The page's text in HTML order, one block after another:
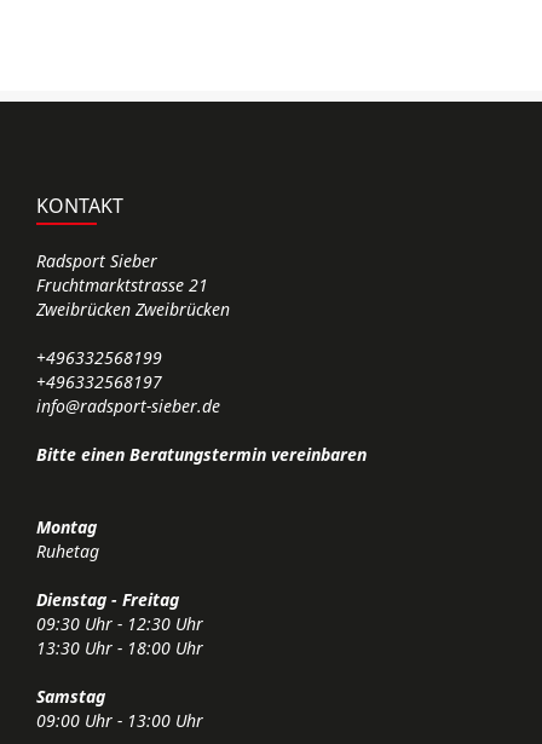
KONTAKT
Radsport Sieber
Fruchtmarktstrasse 21
Zweibrücken Zweibrücken
+496332568199
+496332568197
info@radsport-sieber.de
Bitte einen Beratungstermin vereinbaren
Montag
Ruhetag
Dienstag - Freitag
09:30 Uhr - 12:30 Uhr
13:30 Uhr - 18:00 Uhr
Samstag
09:00 Uhr - 13:00 Uhr